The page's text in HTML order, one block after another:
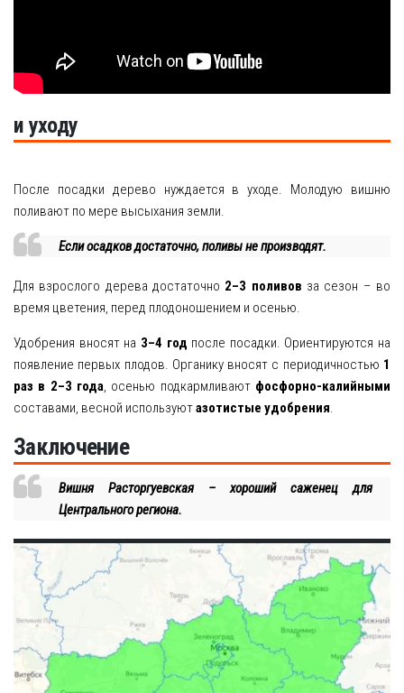
и уходу
После посадки дерево нуждается в уходе. Молодую вишню
поливают по мере высыхания земли.
Если осадков достаточно, поливы не производят.
Для взрослого дерева достаточно 2–3 поливов за сезон – во
время цветения, перед плодоношением и осенью.
Удобрения вносят на 3–4 год после посадки. Ориентируются на
появление первых плодов. Органику вносят с периодичностью 1
раз в 2–3 года, осенью подкармливают фосфорно-калийными
составами, весной используютазотистые удобрения.
Заключение
Вишня Расторгуевская – хороший саженец для
Центрального региона.